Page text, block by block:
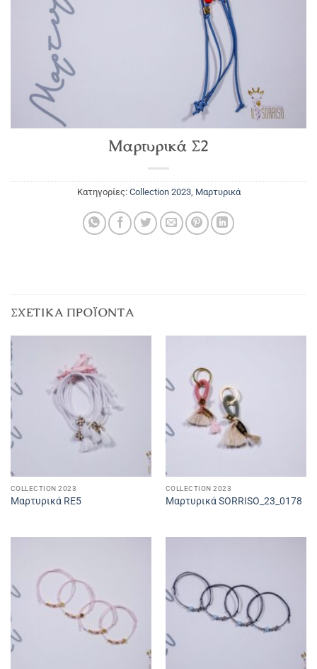
Μαρτυρικά Σ2
Κατηγορίες: Collection 2023, Μαρτυρικά
ΣΧΕΤΙΚΆ ΠΡΟΪΌΝΤΑ
COLLECTION 2023
Μαρτυρικά RE5
COLLECTION 2023
Μαρτυρικά SORRISO_23_0178